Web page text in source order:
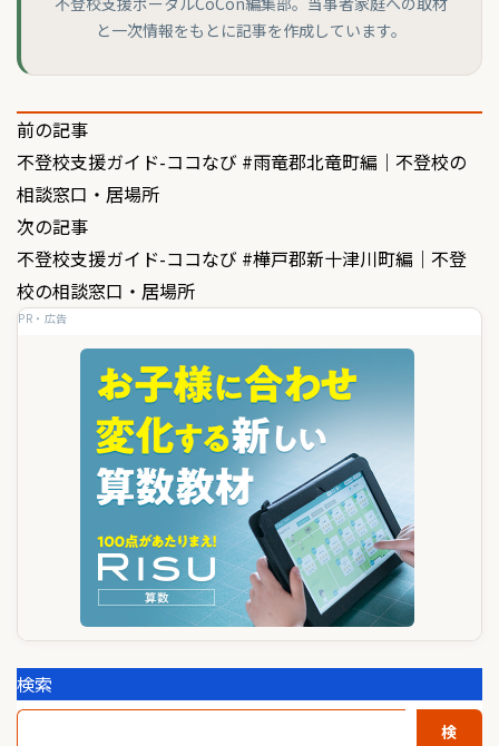
と一次情報をもとに記事を作成しています。
投
稿
ナ
ビ
ゲ
前の記事
不登校支援ガイド-ココなび #雨竜郡北竜町編｜不登校の
相談窓口・居場所
次の記事
不登校支援ガイド-ココなび #樺戸郡新十津川町編｜不登
校の相談窓口・居場所
PR・広告
検索
検